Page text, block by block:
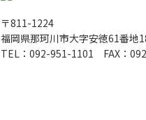
〒811-1224
福岡県那珂川市大字安徳61番地
TEL：092-951-1101 FAX：